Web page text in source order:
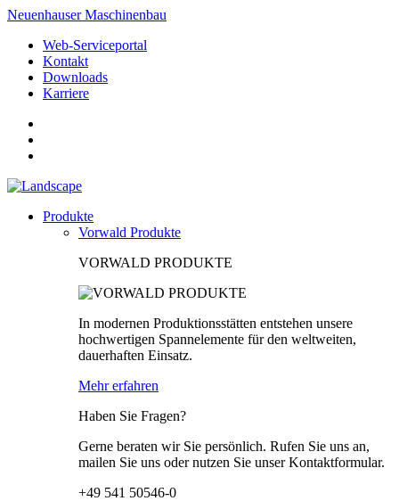
Neuenhauser Maschinenbau
Web-Serviceportal
Kontakt
Downloads
Karriere
Produkte
Vorwald Produkte
VORWALD PRODUKTE
In modernen Produktionsstätten entstehen unsere
hochwertigen Spannelemente für den weltweiten,
dauerhaften Einsatz.
Mehr erfahren
Haben Sie Fragen?
Gerne beraten wir Sie persönlich. Rufen Sie uns an,
mailen Sie uns oder nutzen Sie unser Kontaktformular.
+49 541 50546-0